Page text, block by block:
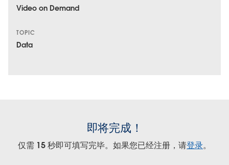
Video on Demand
TOPIC
Data
即将完成！
仅需 15 秒即可填写完毕。如果您已经注册，请登录。